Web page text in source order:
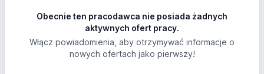
Obecnie ten pracodawca nie posiada żadnych
aktywnych ofert pracy.
Włącz powiadomienia, aby otrzymywać informacje o
nowych ofertach jako pierwszy!